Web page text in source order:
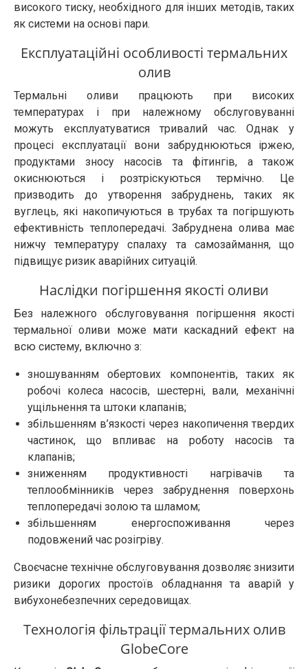
високого тиску, необхідного для інших методів, таких
як системи на основі пари.
Експлуатаційні особливості термальних
олив
Термальні оливи працюють при високих
температурах і при належному обслуговуванні
можуть експлуатуватися тривалий час. Однак у
процесі експлуатації вони забруднюються іржею,
продуктами зносу насосів та фітингів, а також
окиснюються і розтріскуються термічно. Це
призводить до утворення забруднень, таких як
вуглець, які накопичуються в трубах та погіршують
ефективність теплопередачі. Забруднена олива має
нижчу температуру спалаху та самозаймання, що
підвищує ризик аварійних ситуацій.
Наслідки погіршення якості оливи
Без належного обслуговування погіршення якості
термальної оливи може мати каскадний ефект на
всю систему, включно з:
зношуванням обертових компонентів, таких як
робочі колеса насосів, шестерні, вали, механічні
ущільнення та штоки клапанів;
збільшенням в’язкості через накопичення твердих
частинок, що впливає на роботу насосів та
клапанів;
зниженням продуктивності нагрівачів та
теплообмінників через забруднення поверхонь
теплопередачі золою та шламом;
збільшенням енергоспоживання через
подовжений час розігріву.
Своєчасне технічне обслуговування дозволяє знизити
ризики дорогих простоїв обладнання та аварій у
вибухонебезпечних середовищах.
Технологія фільтрації термальних олив
GlobeCore